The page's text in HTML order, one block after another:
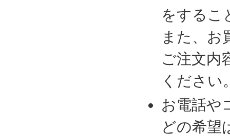
をするこ
また、お
ご注文内
ください
お電話や
どの希望